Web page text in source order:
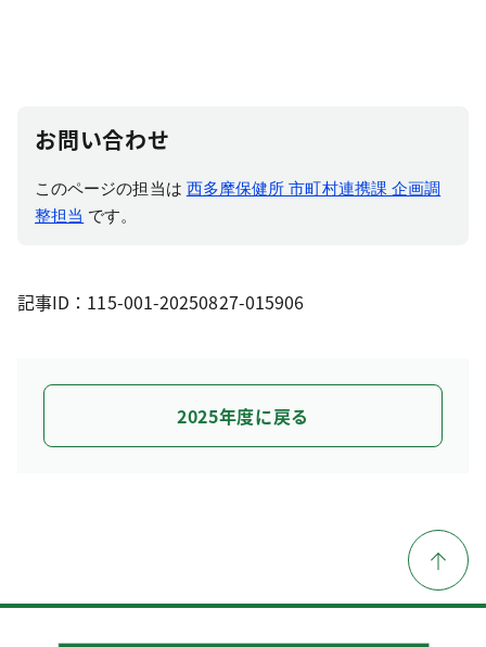
お問い合わせ
このページの担当は 西多摩保健所 市町村連携課 企画調
整担当 です。
記事ID：115-001-20250827-015906
2025年度に戻る